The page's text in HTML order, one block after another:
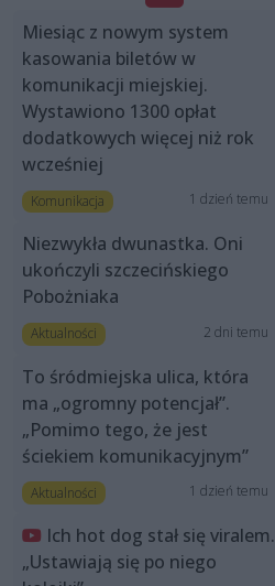
Miesiąc z nowym system
kasowania biletów w
komunikacji miejskiej.
Wystawiono 1300 opłat
dodatkowych więcej niż rok
wcześniej
Komunikacja 1 dzień temu
Niezwykła dwunastka. Oni
ukończyli szczecińskiego
Pobożniaka
Aktualności 2 dni temu
To śródmiejska ulica, która
ma „ogromny potencjał”.
„Pomimo tego, że jest
ściekiem komunikacyjnym”
Aktualności 1 dzień temu
Ich hot dog stał się viralem.
„Ustawiają się po niego